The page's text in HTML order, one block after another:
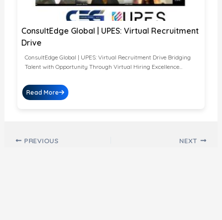
ConsultEdge Global | UPES: Virtual Recruitment
Drive
ConsultEdge Global | UPES: Virtual Recruitment Drive Bridging
Talent with Opportunity Through Virtual Hiring Excellence...
Read More
PREVIOUS NEXT